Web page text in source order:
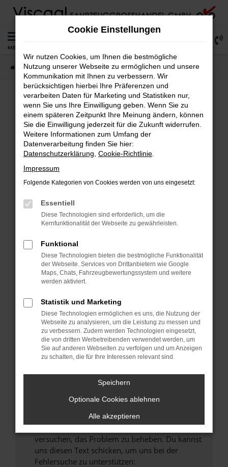
Zum
springen
MENÜ
Startseite Lagerfahrzeuge Fahrzeugsuche
Fehler: Network Error
Beim Laden ist ein Fehler aufgetreten.
Hier sind ein paar Tipps, die dir helfen können:
Überprüfe deine Firewall und deine
Laden andere Webseiten, zum Beispiel deine
Suchmaschine?
Prüfe deine Browsererweiterungen.
Manche Erweiterungen, wie Werbeblocker,
verhindern. Funktioniert die Seite in einem
anderen Browser oder in einem privaten
Fenster?
Starte dein Gerät neu.
Probleme zu beheben.
Stelle sicher, dass dein Browser und dein
Betriebssystem auf dem neuesten Stand
sind.
Veraltete Software birgt nicht nur ein
führen, dass bestimmte Funktionen nicht mehr
Wende dich an den Webseitenbetreiber.
Wenn du alle oben genannten Schritte versucht
hast, kontaktiere uns bitte. Wir werden
versuchen, das Problem zu beheben. Du kannst
uns diesen Text schicken, um uns bei der
Fehlersuche zu unterstützen:
Cookie Einstellungen
Wir nutzen Cookies, um Ihnen die bestmögliche
Nutzung unserer Webseite zu ermöglichen und unsere
Kommunikation mit Ihnen zu verbessern. Wir
berücksichtigen hierbei Ihre Präferenzen und
verarbeiten Daten für Marketing und Statistiken nur,
wenn Sie uns Ihre Einwilligung geben. Wenn Sie zu
einem späteren Zeitpunkt Ihre Meinung ändern, können
Sie die Einwilligung jederzeit für die Zukunft widerrufen.
Weitere Informationen zum Umfang der
Datenverarbeitung finden Sie hier:
Datenschutzerklärung Cookie-Richtlinie
Impressum
Folgende Kategorien von Cookies werden von uns eingesetzt:
Essentiell
Diese Technologien sind erforderlich, um die
Kernfunktionalität der Webseite zu gewährleisten.
Funktional
Diese Technologien bieten die bestmögliche Funktionalität
der Webseite. Services von Drittanbietern wie Google
Maps, Chats, Fahrzeugbewertungssystem und weitere
werden aktiviert.
Statistik und Marketing
Diese Technologien ermöglichen es uns, die Nutzung der
Webseite zu analysieren, um die Leistung zu messen und
zu verbessern. Zudem werden Technologien eingesetzt,
die von dritten Werbetreibenden verwendet werden, um
Sie auf anderen Webseiten zu verfolgen und um Anzeigen
zu schalten, die für Ihre Interessen relevant sind.
Speichern
Optionale Cookies ablehnen
Alle akzeptieren